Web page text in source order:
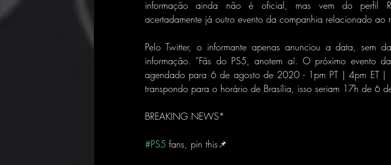
informação ainda não é oficial, mas vem do perfil
acertadamente já outro evento da companhia relacionado ao
Pelo Twitter, o informante apenas anunciou a data, sem
informação. “Fãs do PS5, anotem aí. O próximo evento
agendado para 6 de agosto de 2020 - 1pm PT | 4pm ET |
transpondo para o horário de Brasília, isso seriam 17h de 6
BREAKING NEWS*
#PS5 fans, pin this📌